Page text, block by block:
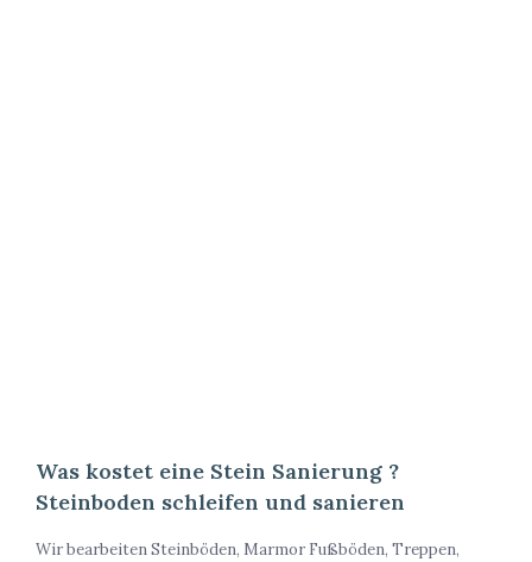
Was kostet eine Stein Sanierung ?
Steinboden schleifen und sanieren
Wir bearbeiten Steinböden, Marmor Fußböden, Treppen,